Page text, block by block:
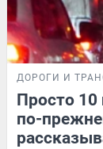
ДОРОГИ И
Просто 10
по-